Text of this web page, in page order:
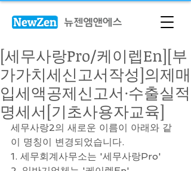
[세무사랑Pro/케이렙En][부
가가치세신고서작성]의제매
입세액공제신고서·수출실적
명세서[기초사용자교육]
세무사랑2의 새로운 이름이 아래와 같
이 명칭이 변경되었습니다.
1. 세무회계사무소는 '세무사랑Pro'